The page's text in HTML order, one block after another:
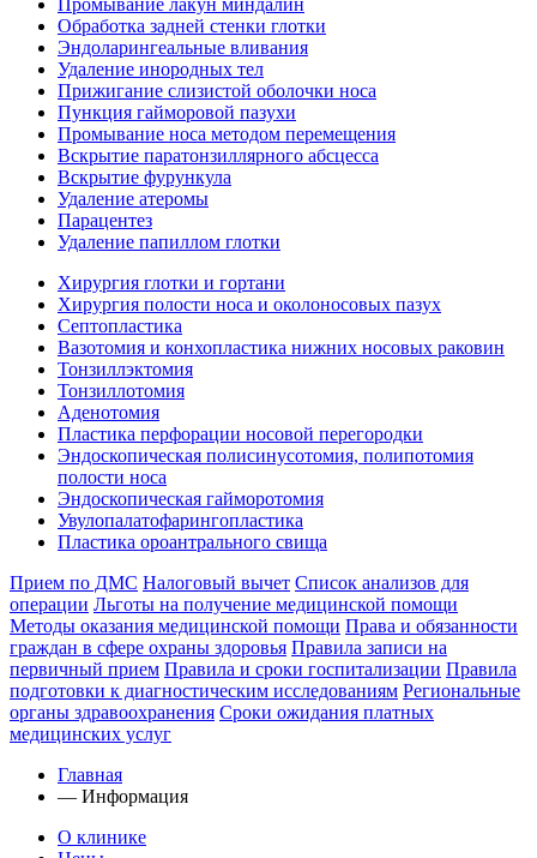
Обработка задней стенки глотки
Эндоларингеальные вливания
Удаление инородных тел
Прижигание слизистой оболочки носа
Пункция гайморовой пазухи
Промывание носа методом перемещения
Вскрытие паратонзиллярного абсцесса
Вскрытие фурункула
Удаление атеромы
Парацентез
Удаление папиллом глотки
Хирургия глотки и гортани
Хирургия полости носа и околоносовых пазух
Септопластика
Вазотомия и конхопластика нижних носовых раковин
Тонзиллэктомия
Тонзиллотомия
Аденотомия
Пластика перфорации носовой перегородки
Эндоскопическая полисинусотомия, полипотомия
полости носа
Эндоскопическая гайморотомия
Увулопалатофарингопластика
Пластика ороантрального свища
Прием по ДМС Налоговый вычет Список анализов для
операции Льготы на получение медицинской помощи
Методы оказания медицинской помощи Права и обязанности
граждан в сфере охраны здоровья Правила записи на
первичный прием Правила и сроки госпитализации Правила
подготовки к диагностическим исследованиям Региональные
органы здравоохранения Сроки ожидания платных
медицинских услуг
Главная
— Информация
О клинике